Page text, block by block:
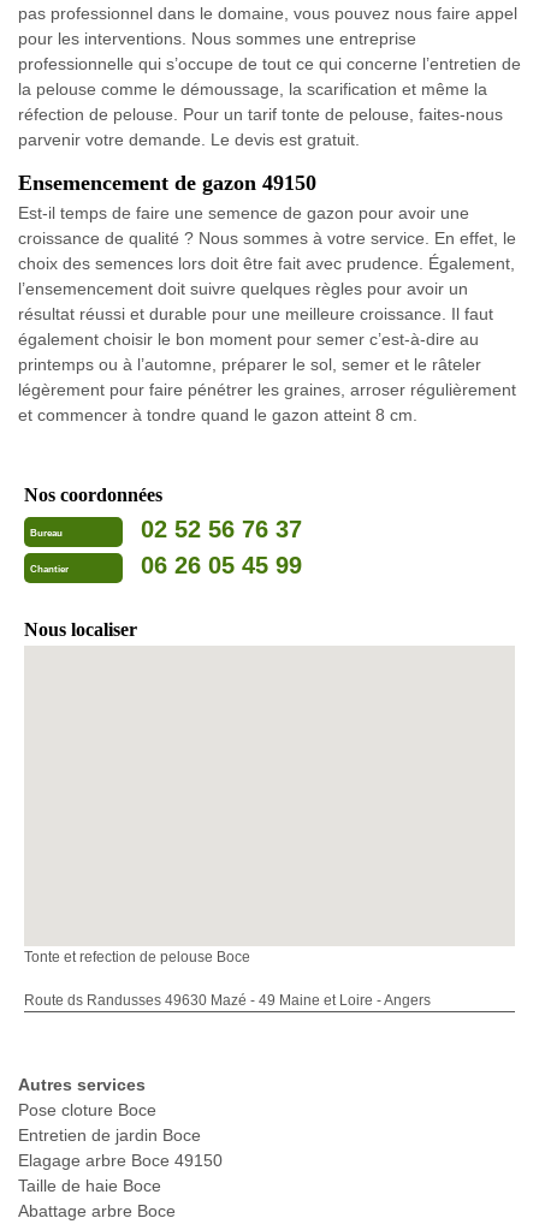
pas professionnel dans le domaine, vous pouvez nous faire appel
pour les interventions. Nous sommes une entreprise
professionnelle qui s’occupe de tout ce qui concerne l’entretien de
la pelouse comme le démoussage, la scarification et même la
réfection de pelouse. Pour un tarif tonte de pelouse, faites-nous
parvenir votre demande. Le devis est gratuit.
Ensemencement de gazon 49150
Est-il temps de faire une semence de gazon pour avoir une
croissance de qualité ? Nous sommes à votre service. En effet, le
choix des semences lors doit être fait avec prudence. Également,
l’ensemencement doit suivre quelques règles pour avoir un
résultat réussi et durable pour une meilleure croissance. Il faut
également choisir le bon moment pour semer c’est-à-dire au
printemps ou à l’automne, préparer le sol, semer et le râteler
légèrement pour faire pénétrer les graines, arroser régulièrement
et commencer à tondre quand le gazon atteint 8 cm.
Nos coordonnées
Bureau 02 52 56 76 37
Chantier 06 26 05 45 99
Nous localiser
Tonte et refection de pelouse Boce
Route ds Randusses 49630 Mazé - 49 Maine et Loire - Angers
Autres services
Pose cloture Boce
Entretien de jardin Boce
Elagage arbre Boce 49150
Taille de haie Boce
Abattage arbre Boce